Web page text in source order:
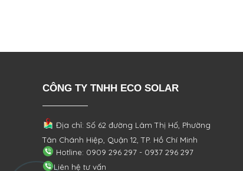
CÔNG TY TNHH ECO SOLAR
Địa chỉ: Số 62 đường Lâm Thị Hố, Phường
Tân Chánh Hiệp, Quận 12, TP. Hồ Chí Minh
Hotline: 0909 296 297 - 0937 296 297
Liên hệ tư vấn